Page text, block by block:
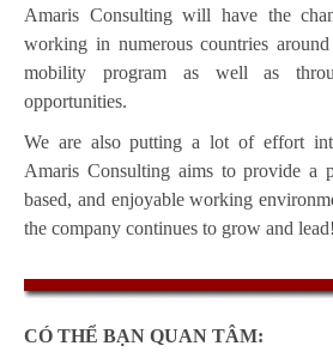
Amaris Consulting will have the
working in numerous countries
mobility program as well as
opportunities.
We are also putting a lot of effort
Amaris Consulting aims to provide a
based, and enjoyable working
the company continues to grow and lead!
CÓ THỂ BẠN QUAN TÂM: